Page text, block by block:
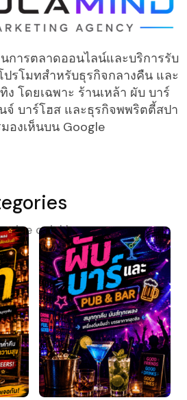
การตลาดออนไลน์และบริการรับ
รโมทสำหรับธุรกิจกลางคืน และ
ง โดยเฉพาะ ร้านเหล้า ผับ บาร์
นจ์ บาร์โฮส และธุรกิจพพริตตี้สปา
องเห็นบน Google
quickly